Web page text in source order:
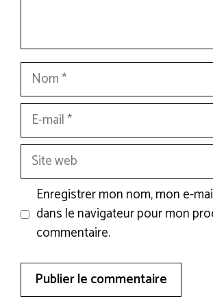
Nom
mail
Site
web
Enregistrer mon nom, mon e-
dans le navigateur pour mon
commentaire.